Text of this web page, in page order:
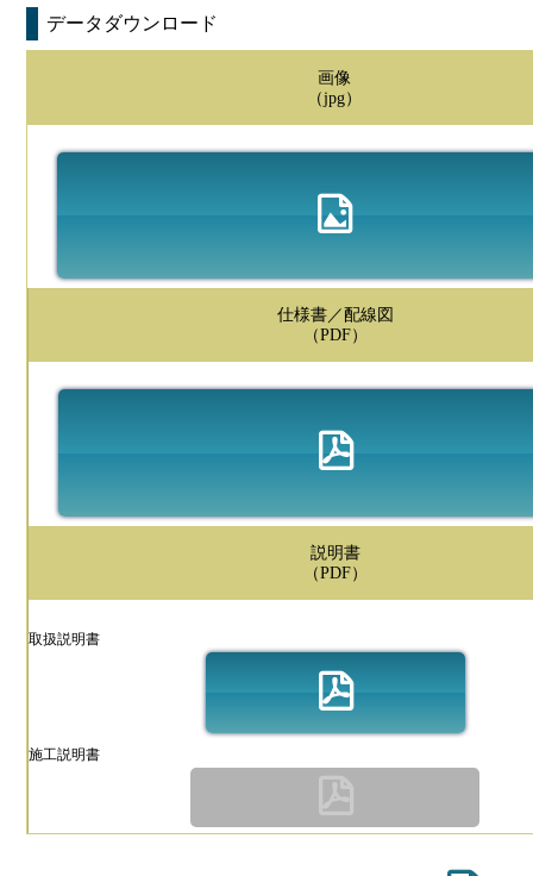
データダウンロード
画像
（jpg）
仕様書／配線図
（PDF）
説明書
（PDF）
取扱説明書
施工説明書